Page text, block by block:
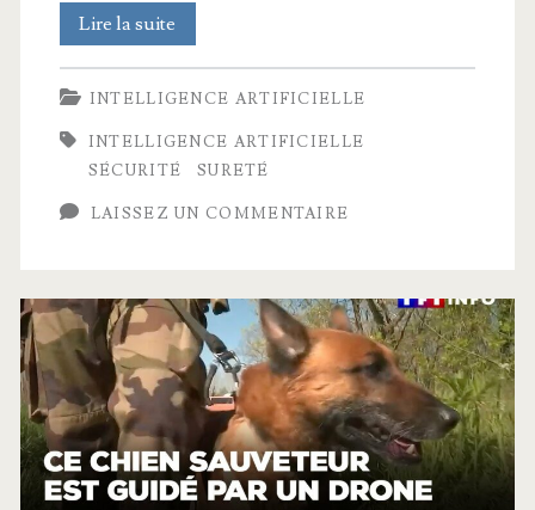
Lire la suite
AI
bannit
un
développé
une
arme
dirigée
à
INTELLIGENCE ARTIFICIELLE
INTELLIGENCE ARTIFICIELLE
SÉCURITÉ
SURETÉ
LAISSEZ UN COMMENTAIRE